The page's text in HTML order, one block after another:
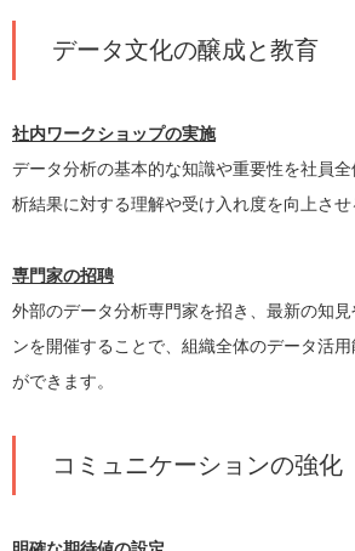
データ文化の醸成と教育
社内ワークショップの実施
データ分析の基本的な知識や重要性を社員
析結果に対する理解や受け入れ度を向上させ
専門家の招聘
外部のデータ分析専門家を招き、最新の知
ンを開催することで、組織全体のデータ活
ができます。
コミュニケーションの強化